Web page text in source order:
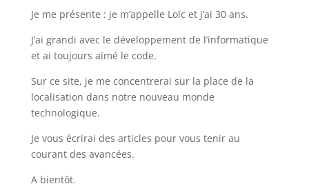
Je me présente : je m’appelle Loïc et j’ai 30 ans.
J’ai grandi avec le développement de l’informatique
et ai toujours aimé le code.
Sur ce site, je me concentrerai sur la place de la
localisation dans notre nouveau monde
technologique.
Je vous écrirai des articles pour vous tenir au
courant des avancées.
A bientôt.